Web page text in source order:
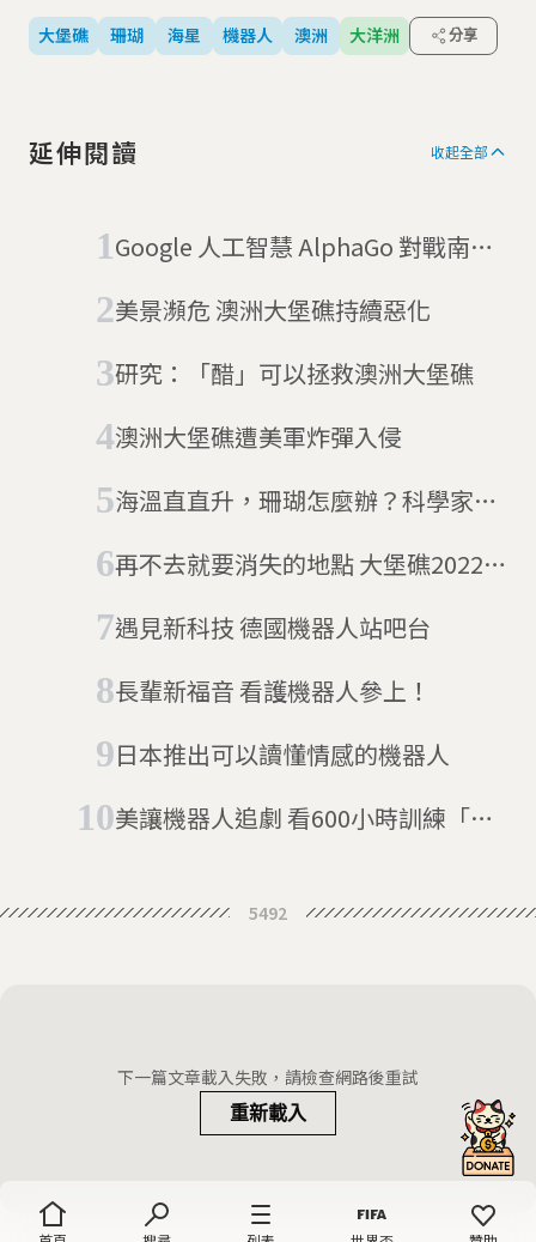
大堡礁 珊瑚 海星 機器人 澳洲 大洋洲 分享
延伸閱讀 收起全部
Google 人工智慧 AlphaGo 對戰南韓
美景瀕危 澳洲大堡礁持續惡化
研究：「醋」可以拯救澳洲大堡礁
澳洲大堡礁遭美軍炸彈入侵
海溫直直升，珊瑚怎麼辦？科學家：
再不去就要消失的地點 大堡礁2022年
遇見新科技 德國機器人站吧台
長輩新福音 看護機器人參上！
日本推出可以讀懂情感的機器人
美讓機器人追劇 看600小時訓練「預
5492
下一篇文章載入失敗，請檢查網路後重試
重新載入